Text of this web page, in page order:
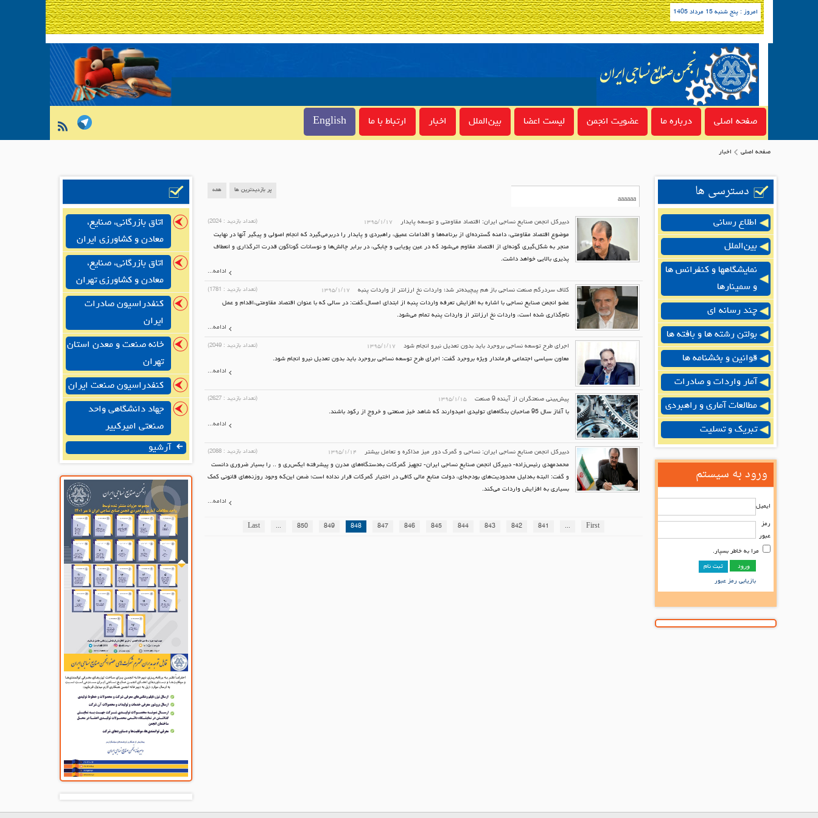
امروز : پنج شنبه 15 مرداد 1405
صفحه اصلی درباره ما عضویت انجمن لیست اعضا بین‌الملل اخبار ارتباط با ما English
صفحه اصلی اخبار
دسترسی ها
اطلاع رسانی
بین‌الملل
نمایشگاهها و کنفرانس ها
و سمینارها
چند رسانه ای
بولتن رشته ها و بافته ها
قوانین و بخشنامه ها
آمار واردات و صادرات
مطالعات آماری و راهبردی
تبریک و تسلیت
ورود به سیستم
ایمیل
رمز
عبور
مرا به خاطر بسپار.
ثبت نام
بازیابی رمز عبور
پر بازدیدترین ها همه
دبیرکل انجمن صنایع نساجی ایران: اقتصاد مقاومتی و توسعه پایدار ۱۳۹۵/۱/۱۷ (تعداد بازدید : 2024
)
موضوع اقتصاد مقاومتی، دامنه گسترده‌ای از برنامه‌ها و اقدامات عمیق، راهبردی و پایدار را دربرمی‌گیرد كه انجام اصولی و پیگیر آنها در نهایت
منجر به شكل‌گیری گونه‌ای از اقتصاد مقاوم می‌شود كه در عین پویایی و چابكی، در برابر چالش‌ها و نوسانات گوناگون قدرت اثرگذاری و انعطاف
پذیری بالایی خواهد داشت.
ادامه...
كلاف سردرگم صنعت نساجی باز هم پیچیده‌تر شد؛ واردات نخ ارزانتر از واردات پنبه ۱۳۹۵/۱/۱۷ (تعداد بازدید : 1781
)
عضو انجمن صنایع نساجی با اشاره به افزایش تعرفه واردات پنبه از ابتدای امسال،گفت: در سالی که با عنوان اقتصاد مقاومتی،اقدام و عمل
نام‌گذاری شده است، واردات نخ ارزانتر از واردات پنبه تمام می‌شود.
ادامه...
اجرای طرح توسعه نساجی بروجرد باید بدون تعدیل نیرو انجام شود ۱۳۹۵/۱/۱۷ (تعداد بازدید : 2049
)
معاون سیاسی اجتماعی فرماندار ویژه بروجرد گفت: اجرای طرح توسعه نساجی بروجرد باید بدون تعدیل نیرو انجام شود.
ادامه...
پیش‌بینی صنعتگران از آینده 9 صنعت ۱۳۹۵/۱/۱۵ (تعداد بازدید : 2627
)
با آغاز سال 95 صاحبان بنگاه‌های تولیدی امیدوارند که شاهد خیز صنعتی و خروج از رکود باشند.
ادامه...
دبیرکل انجمن صنایع نساجی ایران: نساجی و گمرک دور میز مذاکره و تعامل بیشتر ۱۳۹۵/۱/۱۴ (تعداد بازدید : 2088
)
محمدمهدی رئیس‌زاده‌-‌ دبیرکل انجمن صنایع نساجی ایران-‌ تجهیز گمرکات به‌دستگاه‌های مدرن و پیشرفته ایکس‌ری و .. را بسیار ضروری دانست
و گفت: البته به‌دلیل محدودیت‌های بودجه‌ای، دولت منابع مالی كافی در اختیار گمرکات قرار نداده است؛ ضمن این‌که وجود روزنه‌های قانونی کمک
بسیاری به افزایش واردات می‌کند.
ادامه...
First
...
841
842
843
844
845
846
847
848
849
850
...
Last
اتاق بازرگانی، صنایع،
معادن و کشاورزی ایران
اتاق بازرگانی، صنایع،
معادن و کشاورزی تهران
کنفدراسیون صادرات
ایران
خانه صنعت و معدن استان
تهران
کنفدراسیون صنعت ایران
جهاد دانشگاهی واحد
صنعتی امیرکبیر
آرشیو